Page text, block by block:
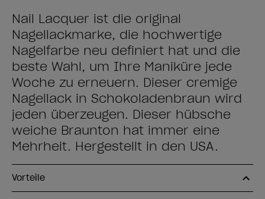
Nail Lacquer ist die original
Nagellackmarke, die hochwertige
Nagelfarbe neu definiert hat und die
beste Wahl, um Ihre Maniküre jede
Woche zu erneuern. Dieser cremige
Nagellack in Schokoladenbraun wird
jeden überzeugen. Dieser hübsche
weiche Braunton hat immer eine
Mehrheit. Hergestellt in den USA.
Vorteile